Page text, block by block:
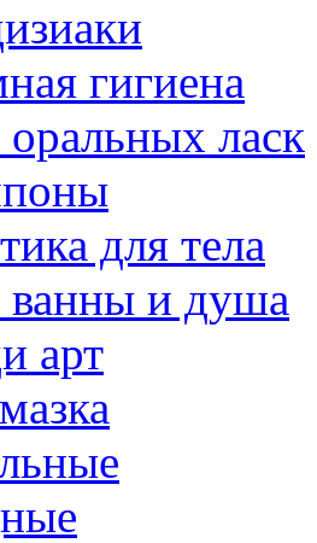
гигиена
оральных ласк
для тела
ванны и душа
арт